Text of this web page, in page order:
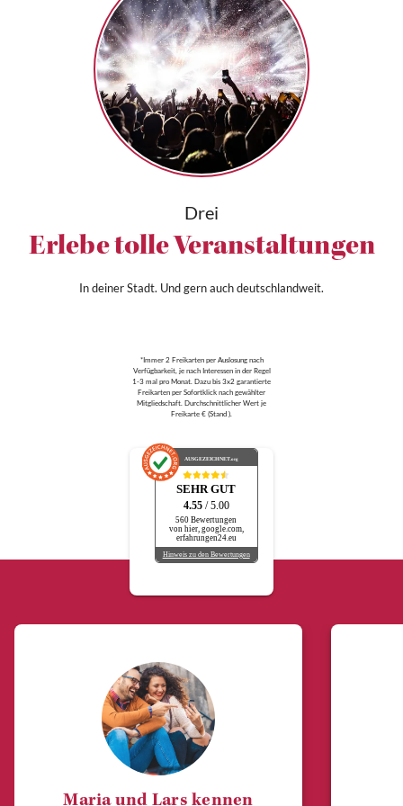
Drei
Erlebe tolle Veranstaltungen
In deiner Stadt. Und gern auch deutschlandweit.
*Immer 2 Freikarten per Auslosung nach
Verfügbarkeit, je nach Interessen in der Regel
1-3 mal pro Monat. Dazu bis 3x2 garantierte
Freikarten per Sofortklick nach gewählter
Mitgliedschaft. Durchschnittlicher Wert je
Freikarte € (Stand ).
AUSGEZEICHNET.org
SEHR GUT
4.55 / 5.00
560 Bewertungen
von hier, google.com,
erfahrungen24.eu
Hinweis zu den Bewertungen
Maria und Lars kennen